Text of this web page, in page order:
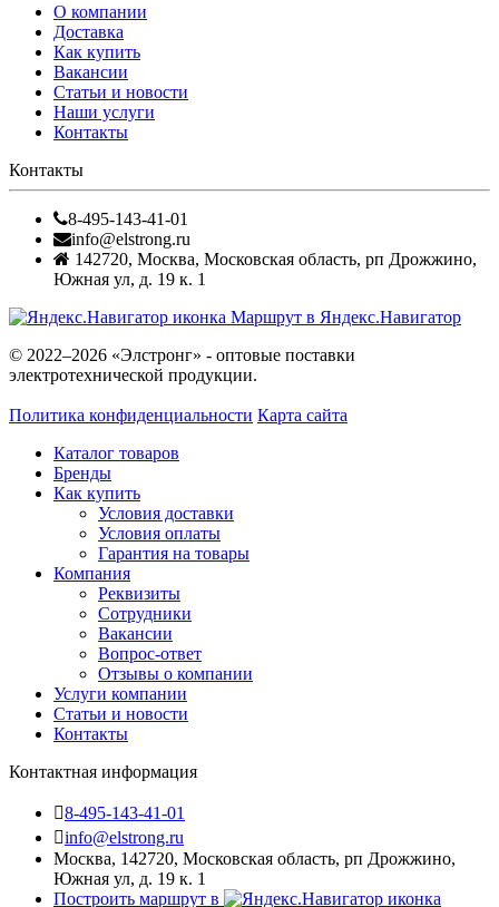
О компании
Доставка
Как купить
Вакансии
Статьи и новости
Наши услуги
Контакты
Контакты
8-495-143-41-01
info@elstrong.ru
142720, Москва, Московская область, рп Дрожжино,
Южная ул, д. 19 к. 1
Маршрут в Яндекс.Навигатор
© 2022–2026 «Элстронг» - оптовые поставки
электротехнической продукции.
Политика конфиденциальности Карта сайта
Каталог товаров
Бренды
Как купить
Условия доставки
Условия оплаты
Гарантия на товары
Компания
Реквизиты
Сотрудники
Вакансии
Вопрос-ответ
Отзывы о компании
Услуги компании
Статьи и новости
Контакты
Контактная информация
8-495-143-41-01
info@elstrong.ru
Москва, 142720, Московская область, рп Дрожжино,
Южная ул, д. 19 к. 1
Построить маршрут в